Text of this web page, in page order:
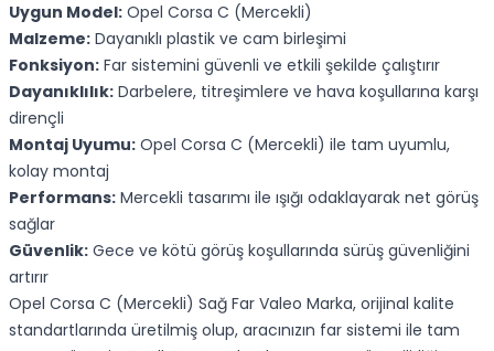
Uygun Model: Opel Corsa C (Mercekli)
Malzeme: Dayanıklı plastik ve cam birleşimi
Fonksiyon: Far sistemini güvenli ve etkili şekilde çalıştırır
Dayanıklılık: Darbelere, titreşimlere ve hava koşullarına karşı
dirençli
Montaj Uyumu: Opel Corsa C (Mercekli) ile tam uyumlu,
kolay montaj
Performans: Mercekli tasarımı ile ışığı odaklayarak net görüş
sağlar
Güvenlik: Gece ve kötü görüş koşullarında sürüş güvenliğini
artırır
Opel Corsa C (Mercekli) Sağ Far Valeo Marka, orijinal kalite
standartlarında üretilmiş olup, aracınızın far sistemi ile tam